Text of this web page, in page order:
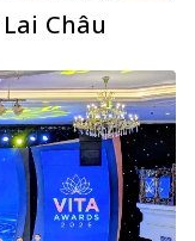
Châu